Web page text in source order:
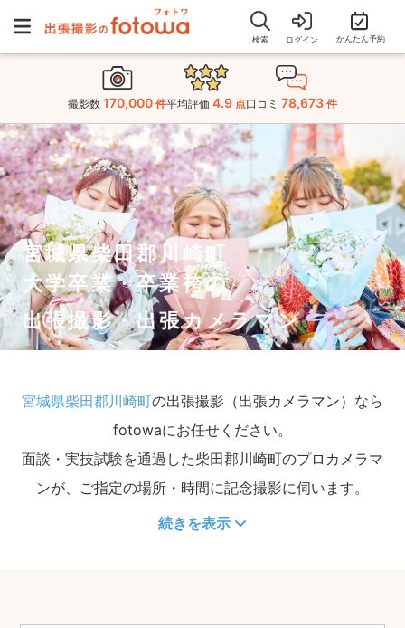
検索 ログイン かんたん予約
撮影数 170,000 件平均評価 4.9 点口コミ 78,673 件
宮城県柴田郡川崎町
大学卒業・卒業袴の
出張撮影・出張カメラマン
宮城県柴田郡川崎町の出張撮影（出張カメラマン）なら
fotowaにお任せください。
面談・実技試験を通過した柴田郡川崎町のプロカメラマ
ンが、ご指定の場所・時間に記念撮影に伺います。
続きを表示